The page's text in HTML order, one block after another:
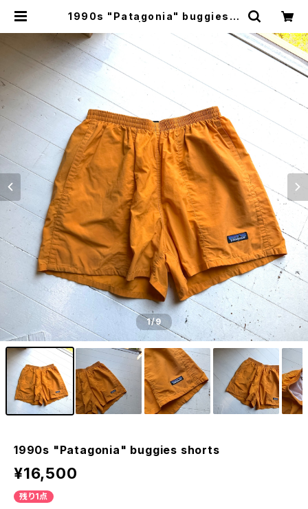
1990s "Patagonia" buggies s
1/9
1990s "Patagonia" buggies shorts
¥16,500
残り1点